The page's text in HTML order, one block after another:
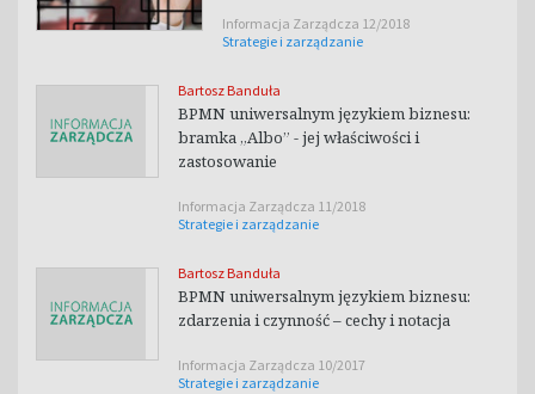
Informacja Zarządcza 12/2018
Strategie i zarządzanie
Bartosz Banduła
BPMN uniwersalnym językiem biznesu:
bramka „Albo” - jej właściwości i
zastosowanie
Informacja Zarządcza 11/2018
Strategie i zarządzanie
Bartosz Banduła
BPMN uniwersalnym językiem biznesu:
zdarzenia i czynność – cechy i notacja
Informacja Zarządcza 10/2017
Strategie i zarządzanie